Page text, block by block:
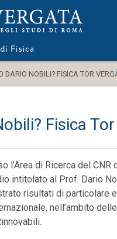
DARIO NOBILI? FISICA TOR
Fisica
l’Area di Ricerca del
intitolato al Prof. Dario
risultati di particolare
nell’ambito